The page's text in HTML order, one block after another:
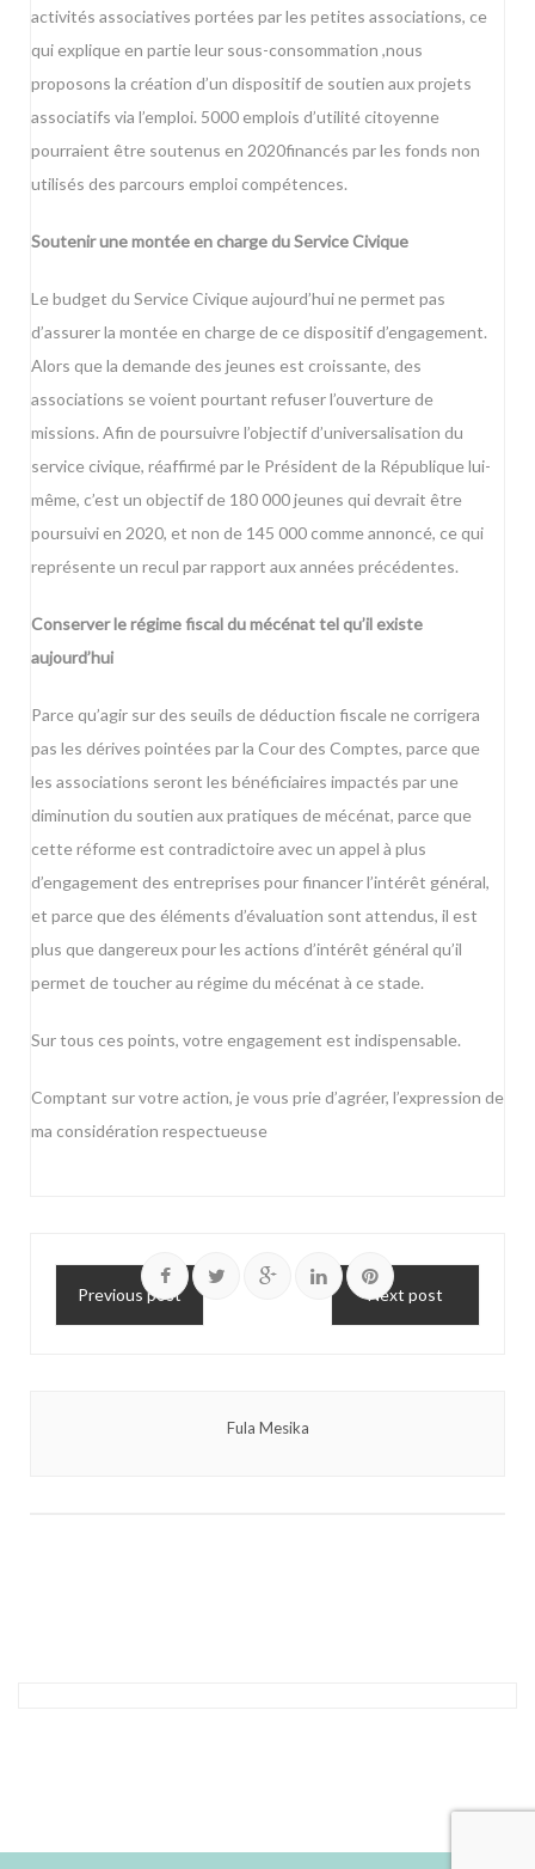
activités associatives portées par les petites associations, ce
qui explique en partie leur sous-consommation ,nous
proposons la création d’un dispositif de soutien aux projets
associatifs via l’emploi. 5000 emplois d’utilité citoyenne
pourraient être soutenus en 2020financés par les fonds non
utilisés des parcours emploi compétences.
Soutenir une montée en charge du Service Civique
Le budget du Service Civique aujourd’hui ne permet pas
d’assurer la montée en charge de ce dispositif d’engagement.
Alors que la demande des jeunes est croissante, des
associations se voient pourtant refuser l’ouverture de
missions. Afin de poursuivre l’objectif d’universalisation du
service civique, réaffirmé par le Président de la République lui-
même, c’est un objectif de 180 000 jeunes qui devrait être
poursuivi en 2020, et non de 145 000 comme annoncé, ce qui
représente un recul par rapport aux années précédentes.
Conserver le régime fiscal du mécénat tel qu’il existe
aujourd’hui
Parce qu’agir sur des seuils de déduction fiscale ne corrigera
pas les dérives pointées par la Cour des Comptes, parce que
les associations seront les bénéficiaires impactés par une
diminution du soutien aux pratiques de mécénat, parce que
cette réforme est contradictoire avec un appel à plus
d’engagement des entreprises pour financer l’intérêt général,
et parce que des éléments d’évaluation sont attendus, il est
plus que dangereux pour les actions d’intérêt général qu’il
permet de toucher au régime du mécénat à ce stade.
Sur tous ces points, votre engagement est indispensable.
Comptant sur votre action, je vous prie d’agréer, l’expression de
ma considération respectueuse
Previous post Next post
Fula Mesika